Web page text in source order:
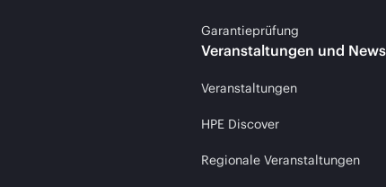
Garantieprüfung
Veranstaltungen und News
Veranstaltungen
HPE Discover
Regionale Veranstaltungen